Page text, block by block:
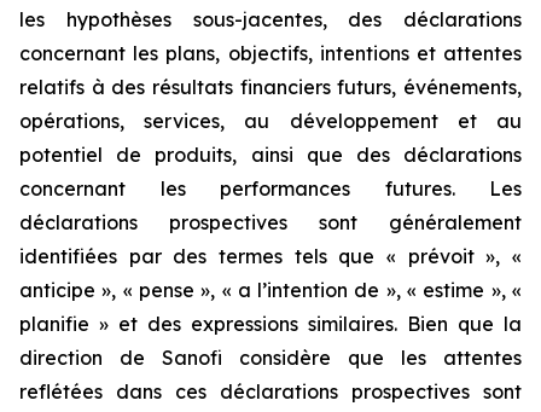
les hypothèses sous-jacentes, des déclarations
concernant les plans, objectifs, intentions et attentes
relatifs à des résultats financiers futurs, événements,
opérations, services, au développement et au
potentiel de produits, ainsi que des déclarations
concernant les performances futures. Les
déclarations prospectives sont généralement
identifiées par des termes tels que « prévoit », «
anticipe », « pense », « a l’intention de », « estime », «
planifie » et des expressions similaires. Bien que la
direction de Sanofi considère que les attentes
reflétées dans ces déclarations prospectives sont